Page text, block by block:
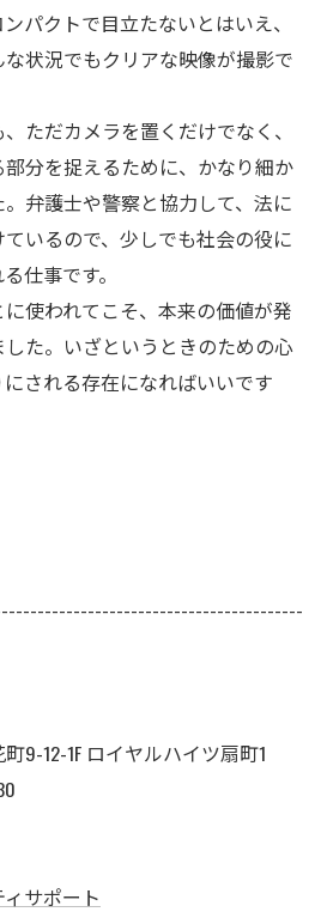
パクトで目立たないとはいえ、
状況でもクリアな映像が撮影で
ただカメラを置くだけでなく、
分を捉えるために、かなり細か
弁護士や警察と協力して、法に
いるので、少しでも社会の役に
仕事です。
使われてこそ、本来の価値が発
た。いざというときのための心
される存在になればいいです
9-12-1F ロイヤルハイツ扇町1
サポート